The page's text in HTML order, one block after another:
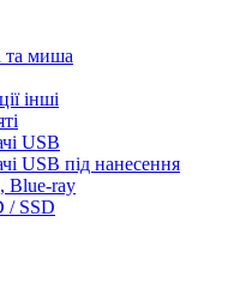
та миша
інші
USB
USB під нанесення
Blue-ray
/ SSD